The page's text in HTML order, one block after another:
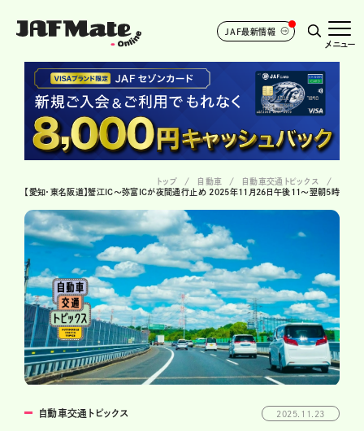
JAF最新情報
メニュー
トップ 自動車
自動車交通トピックス
【愛知・東名阪道】蟹江IC〜弥富ICが夜間通行止め 2025年11月26日午後11～翌朝5時
自動車交通トピックス 2025.11.23